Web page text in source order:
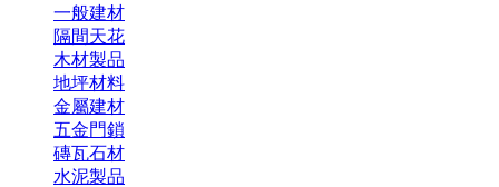
一般建材
隔間天花
木材製品
地坪材料
金屬建材
五金門鎖
磚瓦石材
水泥製品